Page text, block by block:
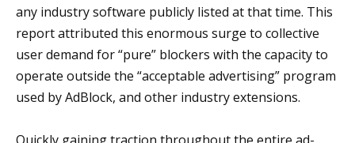
any industry software publicly listed at that time. This
report attributed this enormous surge to collective
user demand for “pure” blockers with the capacity to
operate outside the “acceptable advertising” program
used by AdBlock, and other industry extensions.